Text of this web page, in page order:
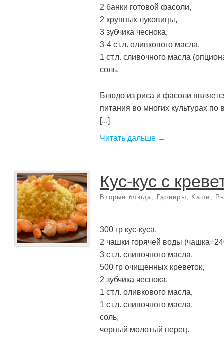
2 банки готовой фасоли,
2 крупных луковицы,
3 зубчика чеснока,
3-4 ст.л. оливкового масла,
1 ст.л. сливочного масла
соль.
Блюдо из риса и фасоли
питания во многих культурах по
[...]
Читать дальше →
Кус-кус с
Вторые блюда Гарниры Каши
300 гр кус-куса,
2 чашки горячей воды
3 ст.л. сливочного масла,
500 гр очищенных креветок,
2 зубчика чеснока,
1 ст.л. оливкового масла,
1 ст.л. сливочного масла,
соль,
черный молотый перец.